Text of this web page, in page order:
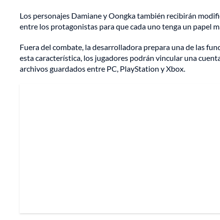
Los personajes Damiane y Oongka también recibirán
entre los protagonistas para que cada uno tenga un papel
Fuera del combate, la desarrolladora prepara una de las
esta característica, los jugadores podrán vincular una
archivos guardados entre PC, PlayStation y Xbox.